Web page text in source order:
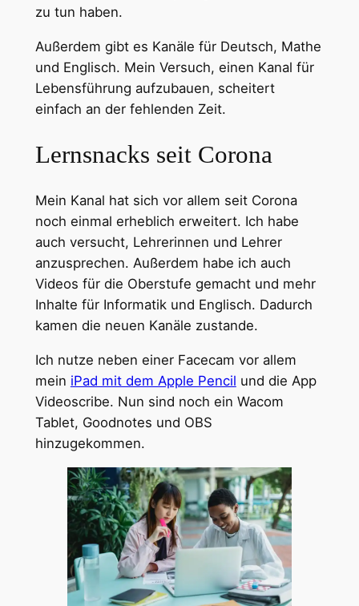
zu tun haben.
Außerdem gibt es Kanäle für Deutsch, Mathe
und Englisch. Mein Versuch, einen Kanal für
Lebensführung aufzubauen, scheitert
einfach an der fehlenden Zeit.
Lernsnacks seit Corona
Mein Kanal hat sich vor allem seit Corona
noch einmal erheblich erweitert. Ich habe
auch versucht, Lehrerinnen und Lehrer
anzusprechen. Außerdem habe ich auch
Videos für die Oberstufe gemacht und mehr
Inhalte für Informatik und Englisch. Dadurch
kamen die neuen Kanäle zustande.
Ich nutze neben einer Facecam vor allem
mein iPad mit dem Apple Pencil und die App
Videoscribe. Nun sind noch ein Wacom
Tablet, Goodnotes und OBS
hinzugekommen.